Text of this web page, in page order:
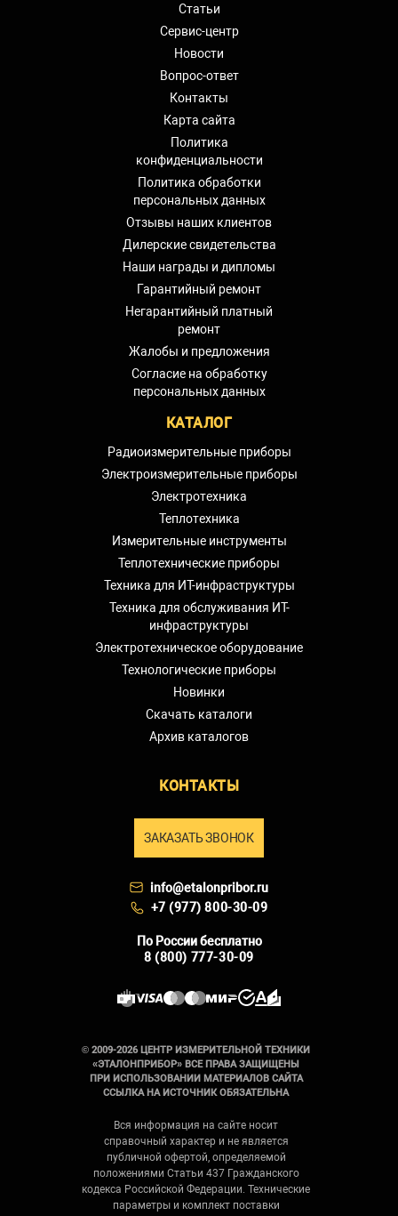
Статьи
Сервис-центр
Новости
Вопрос-ответ
Контакты
Карта сайта
Политика
конфиденциальности
Политика обработки
персональных данных
Отзывы наших клиентов
Дилерские свидетельства
Наши награды и дипломы
Гарантийный ремонт
Негарантийный платный
ремонт
Жалобы и предложения
Согласие на обработку
персональных данных
КАТАЛОГ
Радиоизмерительные приборы
Электроизмерительные приборы
Электротехника
Теплотехника
Измерительные инструменты
Теплотехнические приборы
Техника для ИТ-инфраструктуры
Техника для обслуживания ИТ-
инфраструктуры
Электротехническое оборудование
Технологические приборы
Новинки
Скачать каталоги
Архив каталогов
КОНТАКТЫ
ЗАКАЗАТЬ ЗВОНОК
info@etalonpribor.ru
+7 (977) 800-30-09
По России бесплатно
8 (800) 777-30-09
© 2009-2026 ЦЕНТР ИЗМЕРИТЕЛЬНОЙ ТЕХНИКИ
«ЭТАЛОНПРИБОР» ВСЕ ПРАВА ЗАЩИЩЕНЫ
ПРИ ИСПОЛЬЗОВАНИИ МАТЕРИАЛОВ САЙТА
ССЫЛКА НА ИСТОЧНИК ОБЯЗАТЕЛЬНА
Вся информация на сайте носит
справочный характер и не является
публичной офертой, определяемой
положениями Статьи 437 Гражданского
кодекса Российской Федерации. Технические
параметры и комплект поставки